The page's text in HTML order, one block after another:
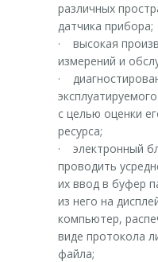
различных
датчика прибора;
· высокая
измерений и
·
с целью оценки
ресурса;
· электронный
проводить
их ввод в буфер
из него на
компьютер,
виде протокола
файла;